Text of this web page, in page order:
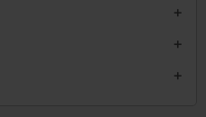


